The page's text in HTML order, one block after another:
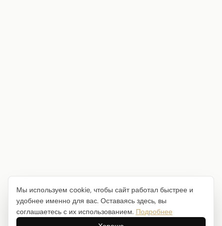
Мы используем cookie, чтобы сайт работал быстрее и
удобнее именно для вас. Оставаясь здесь, вы
соглашаетесь с их использованием. Подробнее